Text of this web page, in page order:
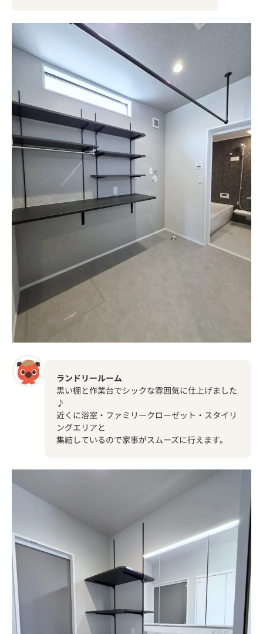
ランドリールーム
黒い棚と作業台でシックな雰囲気に仕上げました
♪
近くに浴室・ファミリークローゼット・スタイリ
ングエリアと
集結しているので家事がスムーズに行えます。